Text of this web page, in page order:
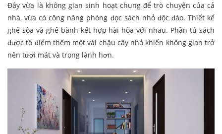
Đây vừa là không gian sinh hoạt chung để trò chuyện của cả
nhà, vừa có công năng phòng đọc sách nhỏ độc đáo. Thiết kế
ghế sòa và ghế bành kết hợp hài hòa với nhau. Phần tủ sách
được tô điểm thêm một vài chậu cây nhỏ khiến không gian trở
nên tươi mát và trong lành hơn.